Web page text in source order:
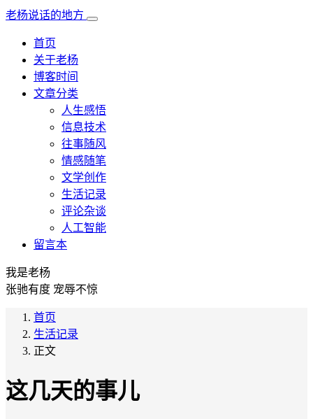
老杨说话的地方
首页
关于老杨
博客时间
文章分类
人生感悟
信息技术
往事随风
情感随笔
文学创作
生活记录
评论杂谈
人工智能
留言本
我是老杨
张驰有度 宠辱不惊
首页
生活记录
正文
这几天的事儿